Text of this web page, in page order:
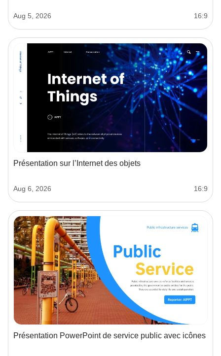
Aug 5, 2026 16:9
Présentation sur l’Internet des objets
Aug 6, 2026 16:9
Présentation PowerPoint de service public avec icônes